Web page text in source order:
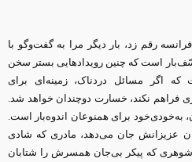
رقم زد، بار دیگر مرا به گفت‌وگو با
است که چنین رویدادهایی بستر سخن
که اگر مسائل دردناک، زمینه‌ای برای
فراهم نکند، خسارت دوچندان خواهد شد.
به‌خودی‌خود برای همنوعان اندوه‌بار است.
عزیزانش جان می‌دهد، مادری که شادی
که پیکر بی‌جان همسرش را شتابان